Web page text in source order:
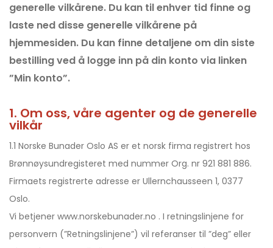
generelle vilkårene. Du kan til enhver tid finne og
laste ned disse generelle vilkårene på
hjemmesiden. Du kan finne detaljene om din siste
bestilling ved å logge inn på din konto via linken
”Min konto”.
1. Om oss, våre agenter og de generelle
vilkår
1.1 Norske Bunader Oslo AS er et norsk firma registrert hos
Brønnøysundregisteret med nummer Org. nr 921 881 886.
Firmaets registrerte adresse er Ullernchausseen 1, 0377
Oslo.
Vi betjener www.norskebunader.no . I retningslinjene for
personvern (”Retningslinjene”) vil referanser til ”deg” eller